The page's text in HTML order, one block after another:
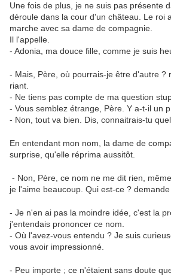
Une fois de plus, je ne suis pas présente
déroule dans la cour d'un château. Le roi
marche avec sa dame de compagnie.
Il l'appelle.
- Adonia, ma douce fille, comme je suis
- Mais, Père, où pourrais-je être d'autre ?
riant.
- Ne tiens pas compte de ma question
- Vous semblez étrange, Père. Y a-t-il un
- Non, tout va bien. Dis, connaitrais-tu
En entendant mon nom, la dame de
surprise, qu'elle réprima aussitôt.
- Non, Père, ce nom ne me dit rien,
je l'aime beaucoup. Qui est-ce ? demande
- Je n'en ai pas la moindre idée, c'est la
j'entendais prononcer ce nom.
- Où l'avez-vous entendu ? Je suis
vous avoir impressionné.
- Peu importe ; ce n'étaient sans doute